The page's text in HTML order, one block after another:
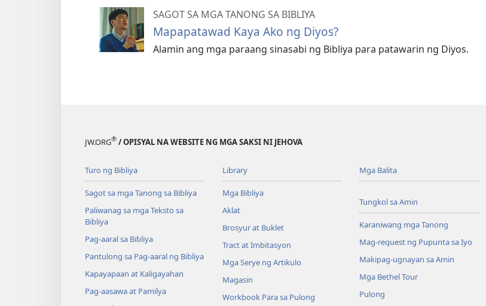
SAGOT SA MGA TANONG SA BIBLIYA
Mapapatawad Kaya Ako ng Diyos?
Alamin ang mga paraang sinasabi ng Bibliya para patawarin ng Diyos.
JW.ORG® / OPISYAL NA WEBSITE NG MGA SAKSI NI JEHOVA
Turo ng Bibliya
Sagot sa mga Tanong sa Bibliya
Paliwanag sa mga Teksto sa
Bibliya
Pag-aaral sa Bibliya
Pantulong sa Pag-aaral ng Bibliya
Kapayapaan at Kaligayahan
Pag-aasawa at Pamilya
Library
Mga Bibliya
Aklat
Brosyur at Buklet
Tract at Imbitasyon
Mga Serye ng Artikulo
Magasin
Workbook Para sa Pulong
Mga Balita
Tungkol sa Amin
Karaniwang mga Tanong
Mag-request ng Pupunta sa Iyo
Makipag-ugnayan sa Amin
Mga Bethel Tour
Pulong